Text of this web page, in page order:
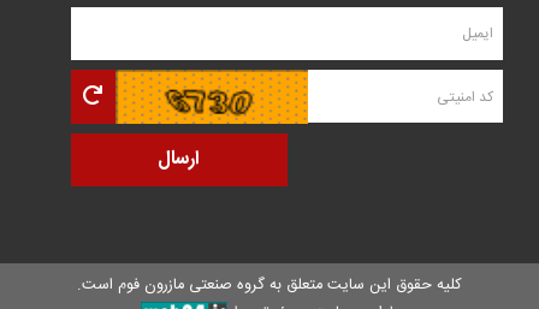
کلیه حقوق این سایت متعلق بهگروه صنعتی مازرون فوم است.